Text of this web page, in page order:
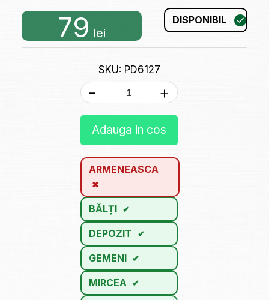
79 lei
DISPONIBIL
SKU: PD6127
- +
Adauga in cos
ARMENEASCA
BĂLȚI
DEPOZIT
GEMENI
MIRCEA